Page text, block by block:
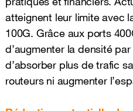
atteignent leur limite avec
100G. Grâce aux ports
d’augmenter la densité
d’absorber plus de trafic
routeurs ni augmenter